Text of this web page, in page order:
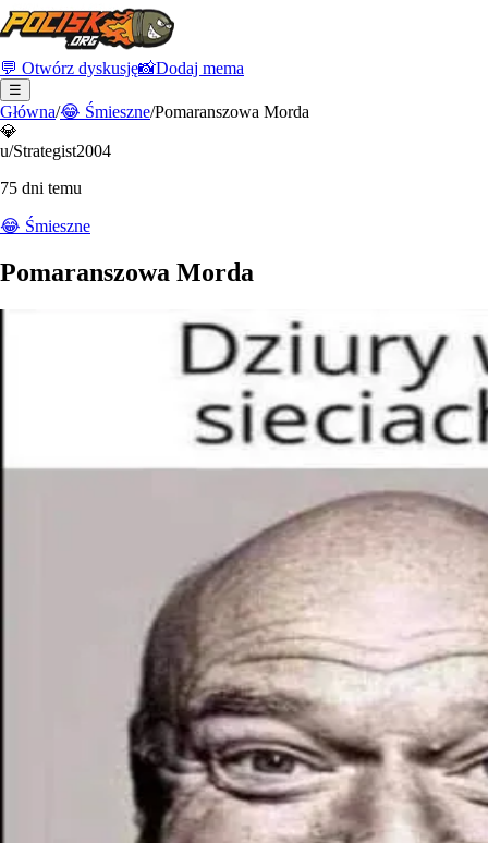
💬 Otwórz dyskusję📸Dodaj mema
☰
Główna/😂 Śmieszne/Pomaranszowa Morda
💎
u/Strategist2004
75 dni temu
😂 Śmieszne
Pomaranszowa Morda